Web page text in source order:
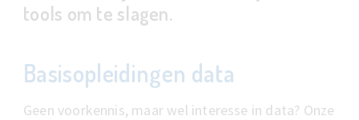
tools om te slagen.
Basisopleidingen data
Geen voorkennis, maar wel interesse in data? Onze